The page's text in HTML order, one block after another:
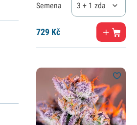
Semena 3 + 1 zdarma
729 Kč